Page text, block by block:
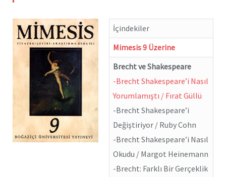
İçindekiler
Mimesis 9 Üzerine
Brecht ve Shakespeare
-Brecht Shakespeare’i Nasıl
Yorumlamıştı / Fırat Güllü
-Brecht Shakespeare’i
Değiştiriyor / Ruby Cohn
-Brecht Shakespeare’i Nasıl
Okudu / Margot Heinemann
-Brecht: Farklı Bir Gerçeklik